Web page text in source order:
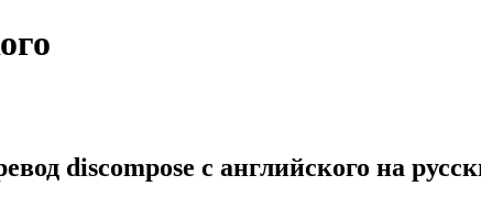
discompose с английского на